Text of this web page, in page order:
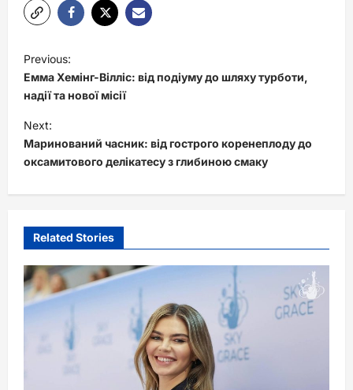
P
o
s
t
n
a
v
g
a
t
i
Previous:
Емма Хемінг-Вілліс: від подіуму до шляху турботи,
надії та нової місії
Next:
Маринований часник: від гострого коренеплоду до
оксамитового делікатесу з глибиною смаку
Related Stories